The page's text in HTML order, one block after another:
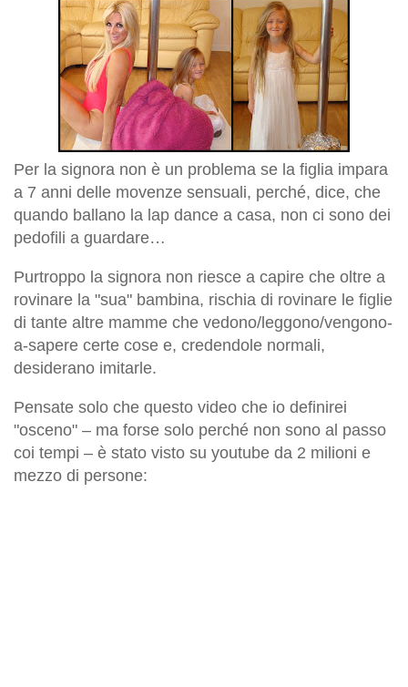
Per la signora non è un problema se la figlia impara
a 7 anni delle movenze sensuali, perché, dice, che
quando ballano la lap dance a casa, non ci sono dei
pedofili a guardare…
Purtroppo la signora non riesce a capire che oltre a
rovinare la "sua" bambina, rischia di rovinare le figlie
di tante altre mamme che vedono/leggono/vengono-
a-sapere certe cose e, credendole normali,
desiderano imitarle.
Pensate solo che questo video che io definirei
"osceno" – ma forse solo perché non sono al passo
coi tempi – è stato visto su youtube da 2 milioni e
mezzo di persone: